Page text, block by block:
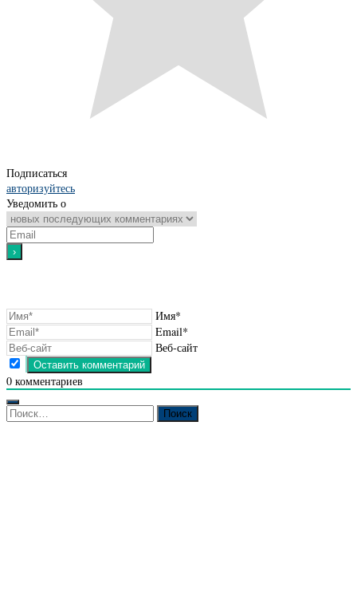
Подписаться
авторизуйтесь
Уведомить о
Имя*
Email*
Веб-сайт
0 комментариев
Найти: